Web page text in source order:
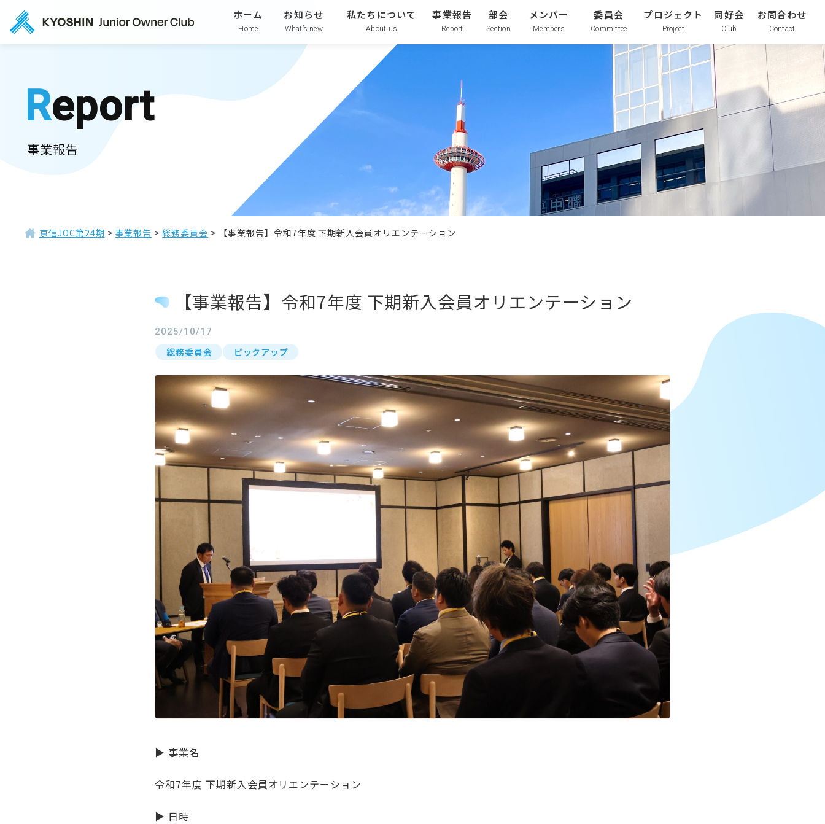
ホーム
Home
お知らせ
What’s new
私たちについて
About us
事業報告
Report
部会
Section
メンバー
Members
委員会
Committee
プロジェクト
Project
同好会
Club
お問合わせ
Contact
Report
事業報告
京信JOC第24期 > 事業報告 >総務委員会 > 【事業報告】令和7年度 下期新入会員オリエンテーション
【事業報告】令和7年度 下期新入会員オリエンテーション
2025/10/17
総務委員会 ピックアップ
▶ 事業名
令和7年度 下期新入会員オリエンテーション
▶ 日時